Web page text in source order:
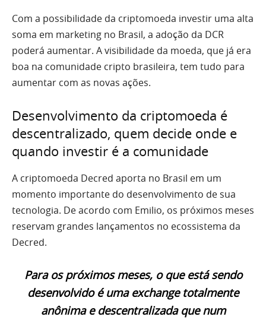
Com a possibilidade da criptomoeda investir uma alta
soma em marketing no Brasil, a adoção da DCR
poderá aumentar. A visibilidade da moeda, que já era
boa na comunidade cripto brasileira, tem tudo para
aumentar com as novas ações.
Desenvolvimento da criptomoeda é
descentralizado, quem decide onde e
quando investir é a comunidade
A criptomoeda Decred aporta no Brasil em um
momento importante do desenvolvimento de sua
tecnologia. De acordo com Emilio, os próximos meses
reservam grandes lançamentos no ecossistema da
Decred.
Para os próximos meses, o que está sendo
desenvolvido é uma exchange totalmente
anônima e descentralizada que num